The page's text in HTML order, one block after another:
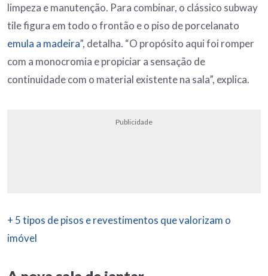
limpeza e manutenção. Para combinar, o clássico subway
tile figura em todo o frontão e o piso de porcelanato
emula a madeira”, detalha. “O propósito aqui foi romper
com a monocromia e propiciar a sensação de
continuidade com o material existente na sala”, explica.
Publicidade
+ 5 tipos de pisos e revestimentos que valorizam o
imóvel